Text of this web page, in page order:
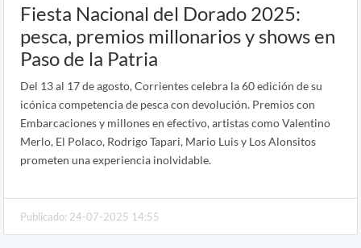
Fiesta Nacional del Dorado 2025:
pesca, premios millonarios y shows en
Paso de la Patria
Del 13 al 17 de agosto, Corrientes celebra la 60 edición de su
icónica competencia de pesca con devolución. Premios con
Embarcaciones y millones en efectivo, artistas como Valentino
Merlo, El Polaco, Rodrigo Tapari, Mario Luis y Los Alonsitos
prometen una experiencia inolvidable.
Publicado: 24-07-2025 14:55